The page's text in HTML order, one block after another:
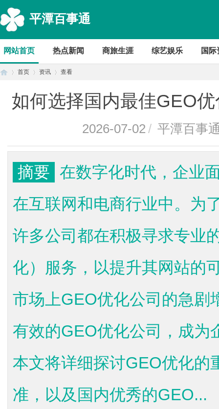
平潭百事通
网站首页 热点新闻 商旅生涯 综艺娱乐 国际
首页 资讯 查看
如何选择国内最佳GEO
2026-07-02 / 平潭百事
摘要 在数字化时代，企业
在互联网和电商行业中。为
许多公司都在积极寻求专业
化）服务，以提升其网站的
市场上GEO优化公司的急剧
有效的GEO优化公司，成为
本文将详细探讨GEO优化的
准，以及国内优秀的GEO...